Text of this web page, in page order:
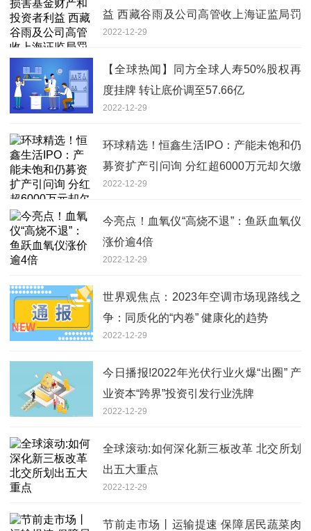
益 西藏谷雨及公司高管收上海证监局罚
单
2022-12-29
【全球热闻】同方全球人寿50%股权再
度挂牌 转让底价调至57.66亿
2022-12-29
环球精选！恒鑫生活IPO：产能未饱和仍
募资扩产引问询 分红超6000万元却欠缴
员工社保
2022-12-29
今亮点！血氧仪“高烧不退”：鱼跃血氧仪
涨价逾4倍
2022-12-29
世界观焦点：2023年空调市场现路线之
争：同质化的“内卷” 健康化的趋势
2022-12-29
今日播报!2022年光伏行业火爆“出圈” 产
业资本“跨界”投资引发行业洗牌
2022-12-29
全球滚动:如何深化新三板改革 北交所划
出五大重点
2022-12-29
节前走市场丨运输提速 保障居民蔬菜肉